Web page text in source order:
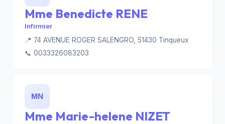
Mme Benedicte RENE
Infirmier
📍 74 AVENUE ROGER SALENGRO, 51430 Tinqueux
📞 0033326083203
MN
Mme Marie-helene NIZET